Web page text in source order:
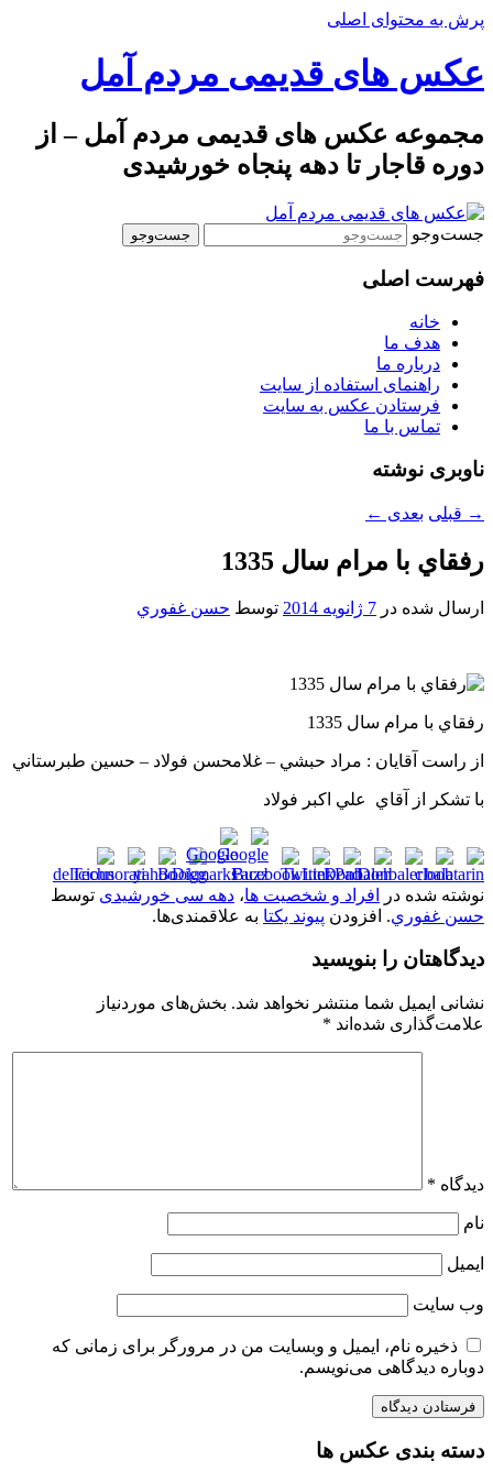
پرش به محتوای اصلی
عکس های قدیمی مردم آمل
مجموعه عکس های قدیمی مردم آمل – از
دوره قاجار تا دهه پنجاه خورشیدی
جست‌وجو
فهرست اصلی
خانه
هدف ما
درباره ما
راهنمای استفاده از سایت
فرستادن عکس به سایت
تماس با ما
ناوبری نوشته
→ قبلی بعدی ←
رفقاي با مرام سال 1335
ارسال شده در 7 ژانویه 2014 توسط حسن غفوري
رفقاي با مرام سال 1335
از راست آقايان : مراد حبشي – غلامحسن فولاد – حسين طبرستاني
با تشکر از آقاي علي اکبر فولاد
نوشته شده در افراد و شخصیت ها، دهه سی خورشیدی توسط
حسن غفوري. افزودن پیوند یکتا به علاقمندی‌ها.
دیدگاهتان را بنویسید
نشانی ایمیل شما منتشر نخواهد شد. بخش‌های موردنیاز
علامت‌گذاری شده‌اند *
دیدگاه *
نام
ایمیل
وب‌ سایت
ذخیره نام، ایمیل و وبسایت من در مرورگر برای زمانی که
دوباره دیدگاهی می‌نویسم.
دسته بندی عکس ها